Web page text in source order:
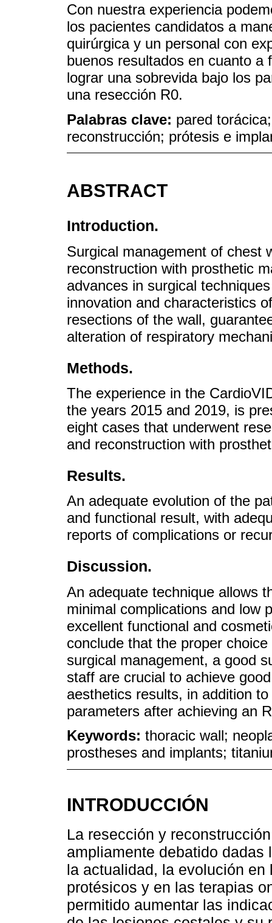
Con nuestra experiencia
los pacientes candidatos a
quirúrgica y un personal con
buenos resultados en cuanto a
lograr una sobrevida bajo los
una resección R0.
Palabras clave: pared
reconstrucción; prótesis e
ABSTRACT
Introduction.
Surgical management of chest
reconstruction with prosthetic
advances in surgical
innovation and characteristics
resections of the wall,
alteration of respiratory
Methods.
The experience in the
the years 2015 and 2019, is
eight cases that underwent
and reconstruction with
Results.
An adequate evolution of the
and functional result, with
reports of complications or
Discussion.
An adequate technique allows
minimal complications and low
excellent functional and
conclude that the proper
surgical management, a good
staff are crucial to achieve
aesthetics results, in addition
parameters after achieving an
Keywords: thoracic wall;
prostheses and implants;
INTRODUCCIÓN
La resección y
ampliamente debatido
la actualidad, la evolución
protésicos y en las terapias
permitido aumentar las